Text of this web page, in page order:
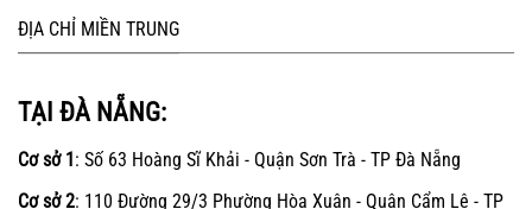
ĐỊA CHỈ MIỀN TRUNG
TẠI ĐÀ NẴNG:
Cơ sở 1: Số 63 Hoàng Sĩ Khải - Quận Sơn Trà - TP Đà Nẵng
Cơ sở 2: 110 Đường 29/3 Phường Hòa Xuân - Quận Cẩm Lệ - TP